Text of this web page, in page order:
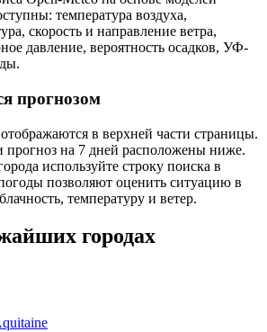
температура воздуха,
скорость и направление ветра,
давление, вероятность осадков, УФ-
прогнозом
в верхней части страницы.
прогноз на 7 дней расположены ниже.
используйте строку поиска в
позволяют оценить ситуацию в
температуру и ветер.
городах